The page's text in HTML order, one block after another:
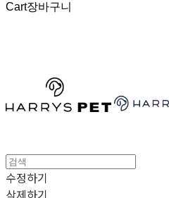
Cart장바구니
수정하기
삭제하기